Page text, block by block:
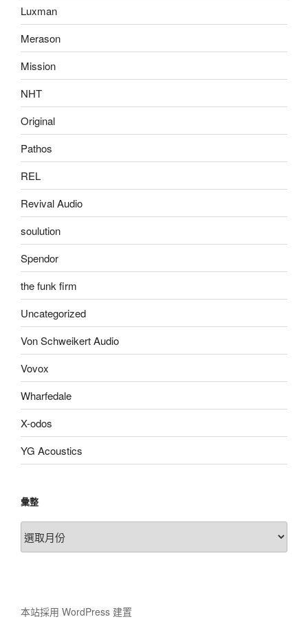
Luxman
Merason
Mission
NHT
Original
Pathos
REL
Revival Audio
soulution
Spendor
the funk firm
Uncategorized
Von Schweikert Audio
Vovox
Wharfedale
X-odos
YG Acoustics
彙整
彙
整
本站採用 WordPress 建置